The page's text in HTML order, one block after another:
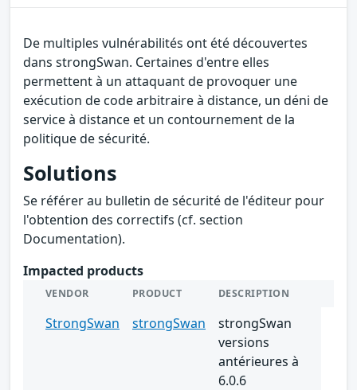
De multiples vulnérabilités ont été découvertes
dans strongSwan. Certaines d'entre elles
permettent à un attaquant de provoquer une
exécution de code arbitraire à distance, un déni de
service à distance et un contournement de la
politique de sécurité.
Solutions
Se référer au bulletin de sécurité de l'éditeur pour
l'obtention des correctifs (cf. section
Documentation).
Impacted products
VENDOR PRODUCT DESCRIPTION
StrongSwan strongSwan
strongSwan
versions
antérieures à
6.0.6